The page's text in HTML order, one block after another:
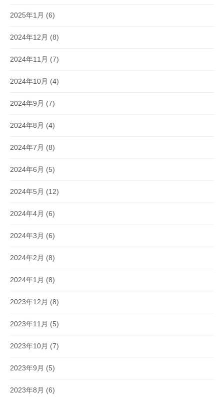
2025年1月 (6)
2024年12月 (8)
2024年11月 (7)
2024年10月 (4)
2024年9月 (7)
2024年8月 (4)
2024年7月 (8)
2024年6月 (5)
2024年5月 (12)
2024年4月 (6)
2024年3月 (6)
2024年2月 (8)
2024年1月 (8)
2023年12月 (8)
2023年11月 (5)
2023年10月 (7)
2023年9月 (5)
2023年8月 (6)